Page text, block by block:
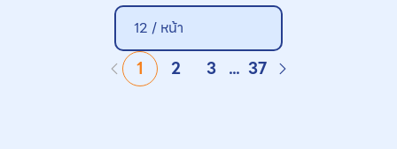
12 / หน้า
1 2 3 ... 37